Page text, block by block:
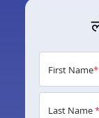
First Name*
Last Name*